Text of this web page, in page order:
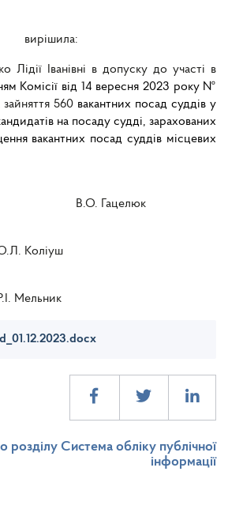
вирішила:
Лідії Іванівні в допуску до участі в
Комісії від 14 вересня 2023 року №
зайняття 560 вакантних посад суддів у
на посаду судді, зарахованих
вакантних посад суддів місцевих
Комісії:
розділу Система обліку публічної
інформації